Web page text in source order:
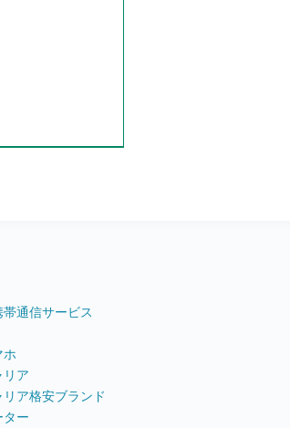
帯通信サービス
ホ
リア
ア格安ブランド
ター